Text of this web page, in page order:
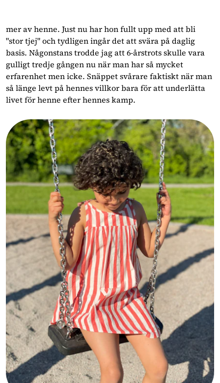
mer av henne. Just nu har hon fullt upp med att bli
"stor tjej" och tydligen ingår det att svära på daglig
basis. Någonstans trodde jag att 6-årstrots skulle vara
gulligt tredje gången nu när man har så mycket
erfarenhet men icke. Snäppet svårare faktiskt när man
så länge levt på hennes villkor bara för att underlätta
livet för henne efter hennes kamp.